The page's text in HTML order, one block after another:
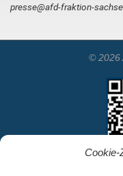
Cookie-
presse@afd-fraktion-
© 2026